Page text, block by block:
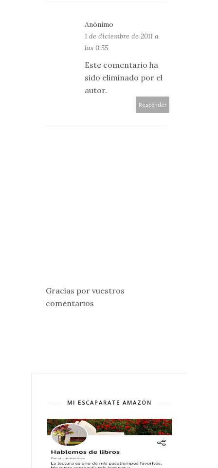
Anónimo
1 de diciembre de 2011 a
las 0:55
Este comentario ha
sido eliminado por el
autor.
Responder
Gracias por vuestros
comentarios
MI ESCAPARATE AMAZON